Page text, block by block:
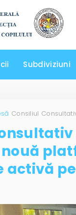
Subdiviziuni
nouă
activă